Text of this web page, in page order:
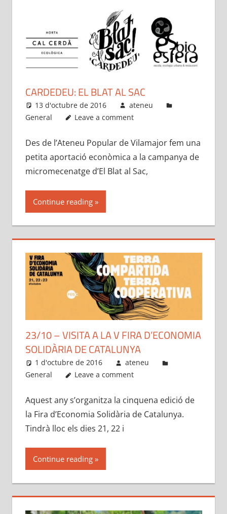
CARDEDEU: EL BLAT AL SAC
13 d'octubre de 2016
ateneu
General
Leave a comment
Des de l’Ateneu Popular de Vilamajor fem una
petita aportació econòmica a la campanya de
micromecenatge d’El Blat al Sac,
Continue reading
23/10 – VISITA A LA V FIRA D’ECONOMIA
SOLIDÀRIA DE CATALUNYA
1 d'octubre de 2016
ateneu
General
Leave a comment
Aquest any s’organitza la cinquena edició de
la Fira d’Economia Solidària de Catalunya.
Tindrà lloc els dies 21, 22 i
Continue reading